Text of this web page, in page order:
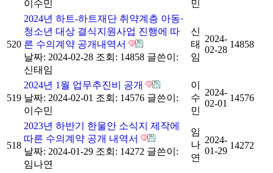
이수민
민
520
2024년 하트-하트재단 취약계층 아동·
청소년 대상 결식지원사업 진행에 따
른 수의계약 공개내역서
날짜: 2024-02-28 조회: 14858 글쓴이:
신태임
신
태
임
2024-
02-28
14858
519
2024년 1월 업무추진비 공개
날짜: 2024-02-01 조회: 14576 글쓴이:
이수민
이
수
민
2024-
02-01
14576
518
2023년 하반기 한울안 소식지 제작에
따른 수의계약 공개 내역서
날짜: 2024-01-29 조회: 14272 글쓴이:
임나연
임
나
연
2024-
01-29
14272